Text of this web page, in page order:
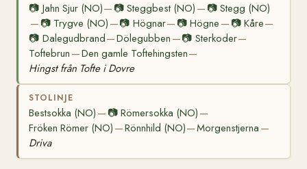
📷 Jahn Sjur (NO)— 📷Steggbest (NO) — 📷 Stegg (NO)
— 📷 Trygve (NO) —📷 Högnar— 📷Högne — 📷 Kåre—
📷 Dalegudbrand—Dölegubben —📷 Sterkoder—
Toftebrun —Den gamle Toftehingsten—
Hingst från Tofte i Dovre
STOLINJE
Bestsokka (NO) — 📷Römersokka (NO) —
Fröken Römer (NO) —Rönnhild (NO)—Morgenstjerna —
Driva